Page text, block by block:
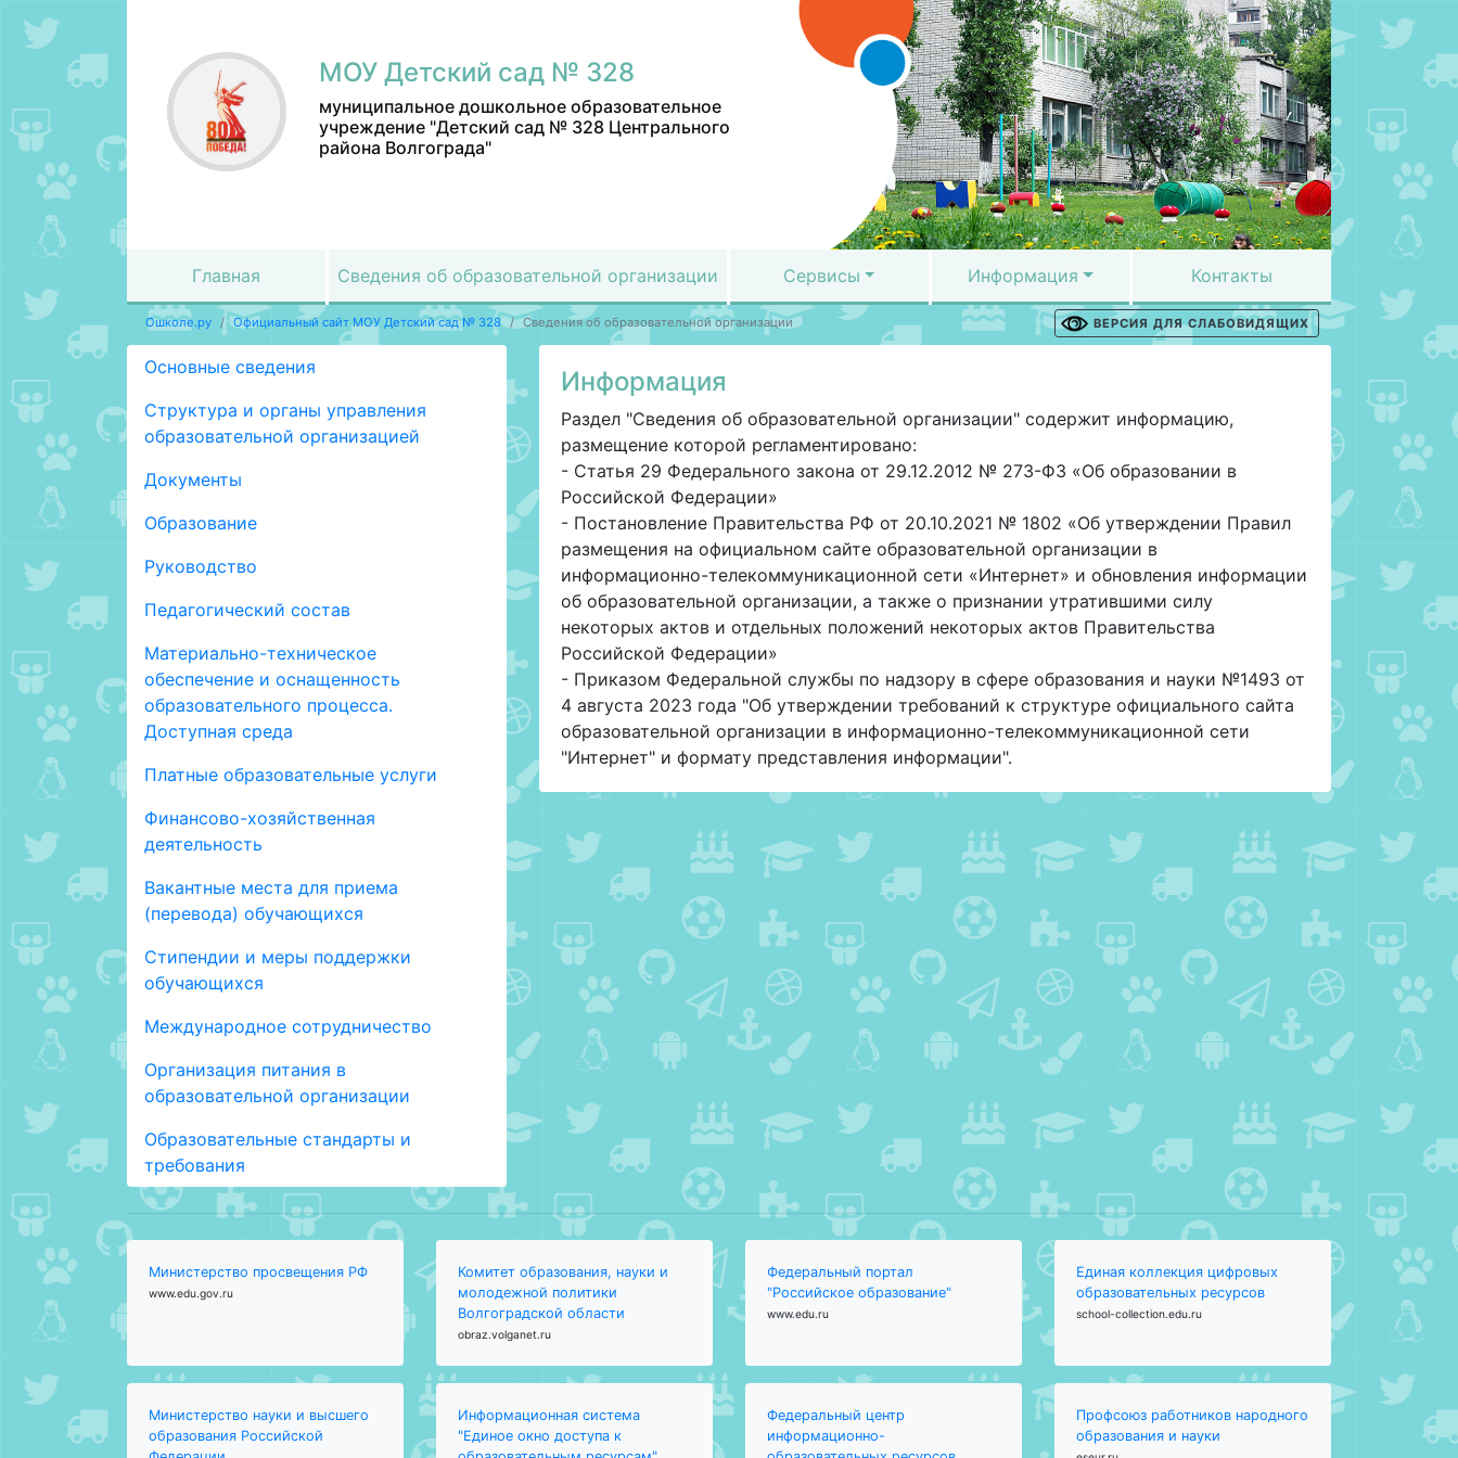
МОУ Детский сад № 328
муниципальное дошкольное образовательное
учреждение "Детский сад № 328 Центрального
района Волгограда"
Главная Сведения об образовательной организации Сервисы Информация Контакты
Ошколе.ру Официальный сайт МОУ Детский сад № 328 Сведения об образовательной организации ВЕРСИЯ ДЛЯ СЛАБОВИДЯЩИХ
Основные сведения
Структура и органы управления
образовательной организацией
Документы
Образование
Руководство
Педагогический состав
Материально-техническое
обеспечение и оснащенность
образовательного процесса.
Доступная среда
Платные образовательные услуги
Финансово-хозяйственная
деятельность
Вакантные места для приема
(перевода) обучающихся
Стипендии и меры поддержки
обучающихся
Международное сотрудничество
Организация питания в
образовательной организации
Образовательные стандарты и
требования
Информация
Раздел "Сведения об образовательной организации" содержит информацию,
размещение которой регламентировано:
- Статья 29 Федерального закона от 29.12.2012 № 273-ФЗ «Об образовании в
Российской Федерации»
- Постановление Правительства РФ от 20.10.2021 № 1802 «Об утверждении Правил
размещения на официальном сайте образовательной организации в
информационно-телекоммуникационной сети «Интернет» и обновления информации
об образовательной организации, а также о признании утратившими силу
некоторых актов и отдельных положений некоторых актов Правительства
Российской Федерации»
- Приказом Федеральной службы по надзору в сфере образования и науки №1493 от
4 августа 2023 года "Об утверждении требований к структуре официального сайта
образовательной организации в информационно-телекоммуникационной сети
"Интернет" и формату представления информации".
Министерство просвещения РФ
www.edu.gov.ru
Комитет образования, науки и
молодежной политики
Волгоградской области
obraz.volganet.ru
Федеральный портал
"Российское образование"
www.edu.ru
Единая коллекция цифровых
образовательных ресурсов
school-collection.edu.ru
Министерство науки и высшего
образования Российской
Информационная система
"Единое окно доступа к
Федеральный центр
информационно-
Профсоюз работников народного
образования и науки